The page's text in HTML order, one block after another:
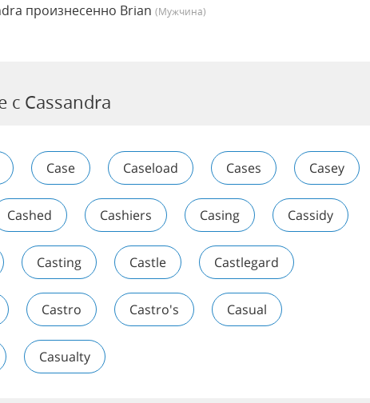
произнесенно Brian (мужчина)
с Cassandra
Case Caseload Cases Casey
Cashed Cashiers Casing Cassidy
Casting Castle Castlegard
Castro Castro's Casual
Casualty